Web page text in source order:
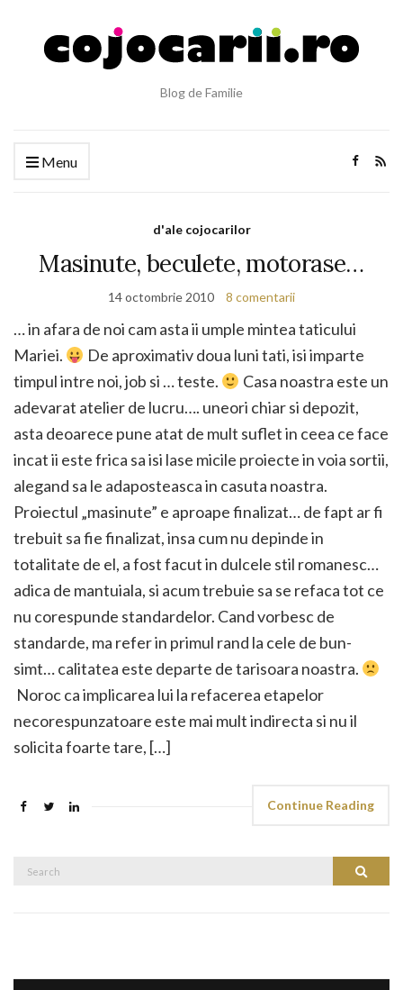
Blog de Familie
Menu
d'ale cojocarilor
Masinute, beculete, motorase…
14 octombrie 2010 8 comentarii
… in afara de noi cam asta ii umple mintea taticului
Mariei.
De aproximativ doua luni tati, isi imparte
timpul intre noi, job si … teste.
Casa noastra este un
adevarat atelier de lucru…. uneori chiar si depozit,
asta deoarece pune atat de mult suflet in ceea ce face
incat ii este frica sa isi lase micile proiecte in voia sortii,
alegand sa le adaposteasca in casuta noastra.
Proiectul „masinute” e aproape finalizat… de fapt ar fi
trebuit sa fie finalizat, insa cum nu depinde in
totalitate de el, a fost facut in dulcele stil romanesc…
adica de mantuiala, si acum trebuie sa se refaca tot ce
nu corespunde standardelor. Cand vorbesc de
standarde, ma refer in primul rand la cele de bun-
simt… calitatea este departe de tarisoara noastra.
Noroc ca implicarea lui la refacerea etapelor
necorespunzatoare este mai mult indirecta si nu il
solicita foarte tare, […]
Continue Reading
Search